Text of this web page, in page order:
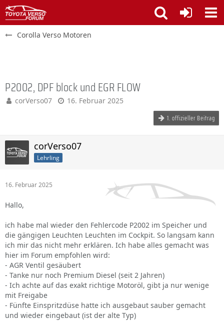
Corolla Verso Motoren
P2002, DPF block und EGR FLOW
corVerso07
16. Februar 2025
1. offizieller Beitrag
corVerso07
Lehrling
16. Februar 2025
Hallo,
ich habe mal wieder den Fehlercode P2002 im Speicher und
die gängigen Leuchten Leuchten im Cockpit. So langsam kann
ich mir das nicht mehr erklären. Ich habe alles gemacht was
hier im Forum empfohlen wird:
- AGR Ventil gesäubert
- Tanke nur noch Premium Diesel (seit 2 Jahren)
- Ich achte auf das exakt richtige Motoröl, gibt ja nur wenige
mit Freigabe
- Fünfte Einspritzdüse hatte ich ausgebaut sauber gemacht
und wieder eingebaut (ist der alte Typ)